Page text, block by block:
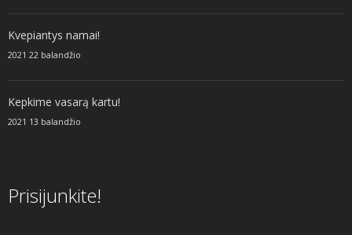
Kvepiantys namai!
2021 22 balandžio
Kepkime vasarą kartu!
2021 13 balandžio
Prisijunkite!